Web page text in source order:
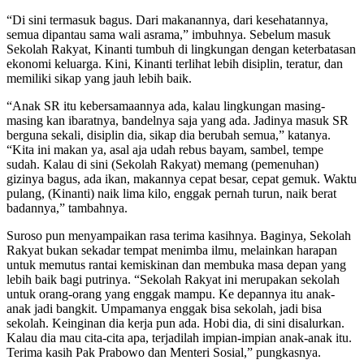
“Di sini termasuk bagus. Dari makanannya, dari kesehatannya,
semua dipantau sama wali asrama,” imbuhnya. Sebelum masuk
Sekolah Rakyat, Kinanti tumbuh di lingkungan dengan keterbatasan
ekonomi keluarga. Kini, Kinanti terlihat lebih disiplin, teratur, dan
memiliki sikap yang jauh lebih baik.
“Anak SR itu kebersamaannya ada, kalau lingkungan masing-
masing kan ibaratnya, bandelnya saja yang ada. Jadinya masuk SR
berguna sekali, disiplin dia, sikap dia berubah semua,” katanya.
“Kita ini makan ya, asal aja udah rebus bayam, sambel, tempe
sudah. Kalau di sini (Sekolah Rakyat) memang (pemenuhan)
gizinya bagus, ada ikan, makannya cepat besar, cepat gemuk. Waktu
pulang, (Kinanti) naik lima kilo, enggak pernah turun, naik berat
badannya,” tambahnya.
Suroso pun menyampaikan rasa terima kasihnya. Baginya, Sekolah
Rakyat bukan sekadar tempat menimba ilmu, melainkan harapan
untuk memutus rantai kemiskinan dan membuka masa depan yang
lebih baik bagi putrinya. “Sekolah Rakyat ini merupakan sekolah
untuk orang-orang yang enggak mampu. Ke depannya itu anak-
anak jadi bangkit. Umpamanya enggak bisa sekolah, jadi bisa
sekolah. Keinginan dia kerja pun ada. Hobi dia, di sini disalurkan.
Kalau dia mau cita-cita apa, terjadilah impian-impian anak-anak itu.
Terima kasih Pak Prabowo dan Menteri Sosial,” pungkasnya.